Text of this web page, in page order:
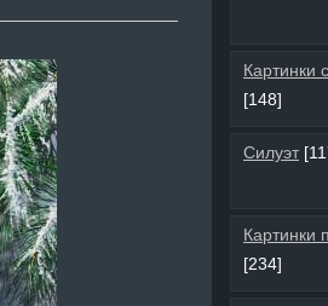
Картинки
[148]
Силуэт
Картинки
[234]